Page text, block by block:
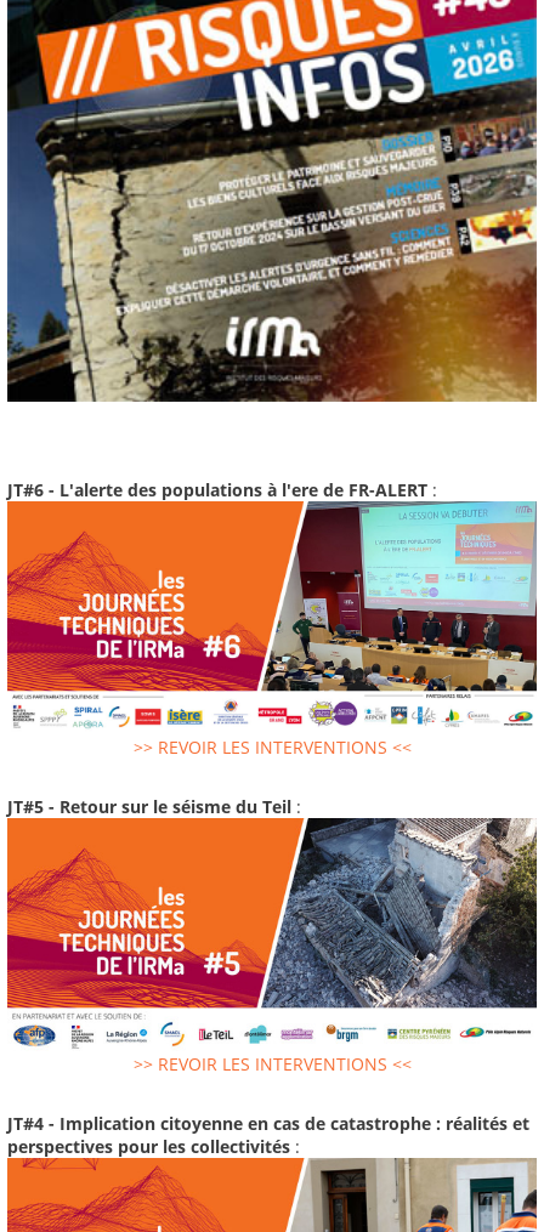
JT#6 - L'alerte des populations à l'ere de FR-ALERT :
>> REVOIR LES INTERVENTIONS <<
JT#5 - Retour sur le séisme du Teil :
>> REVOIR LES INTERVENTIONS <<
JT#4 - Implication citoyenne en cas de catastrophe : réalités et
perspectives pour les collectivités :